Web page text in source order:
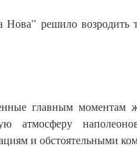
Нова” решило
главным моментам
атмосферу
и обстоятельными